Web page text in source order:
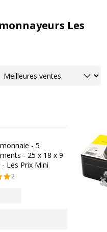
Les
- 5
- 25 x 18 x 9
Les Prix Mini
2